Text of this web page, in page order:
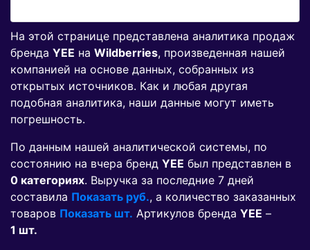
На этой странице представлена аналитика продаж
бренда YEE на Wildberries, произведенная нашей
компанией на основе данных, собранных из
открытых источников. Как и любая другая
подобная аналитика, наши данные могут иметь
погрешность.
По данным нашей аналитической системы, по
состоянию на вчера бренд YEE был представлен в
0 категориях. Выручка за последние 7 дней
составила Показать руб., а количество заказанных
товаров Показать шт. Артикулов бренда YEE –
1 шт.